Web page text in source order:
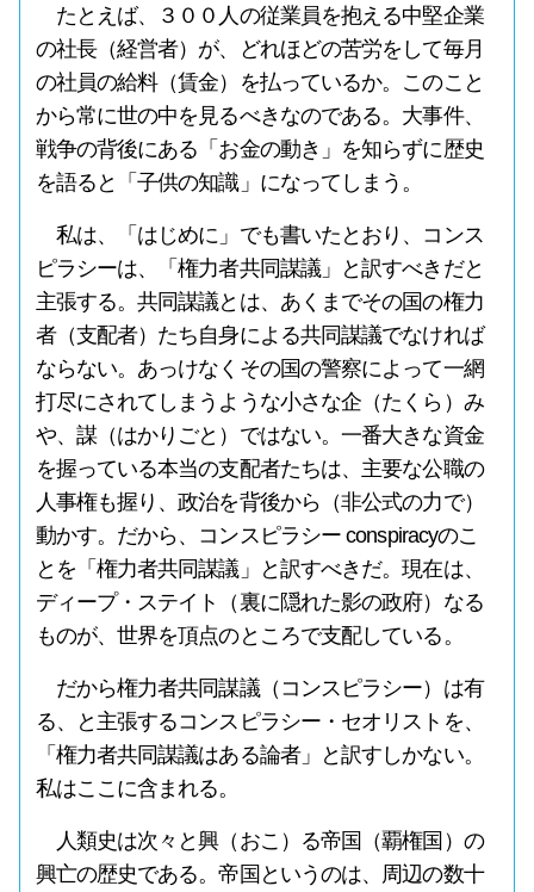
たとえば、３００人の従業員を抱える中堅企業
の社長（経営者）が、どれほどの苦労をして毎月
の社員の給料（賃金）を払っているか。このこと
から常に世の中を見るべきなのである。大事件、
戦争の背後にある「お金の動き」を知らずに歴史
を語ると「子供の知識」になってしまう。
私は、「はじめに」でも書いたとおり、コンス
ピラシーは、「権力者共同謀議」と訳すべきだと
主張する。共同謀議とは、あくまでその国の権力
者（支配者）たち自身による共同謀議でなければ
ならない。あっけなくその国の警察によって一網
打尽にされてしまうような小さな企（たくら）み
や、謀（はかりごと）ではない。一番大きな資金
を握っている本当の支配者たちは、主要な公職の
人事権も握り、政治を背後から（非公式の力で）
動かす。だから、コンスピラシー conspiracyのこ
とを「権力者共同謀議」と訳すべきだ。現在は、
ディープ・ステイト（裏に隠れた影の政府）なる
ものが、世界を頂点のところで支配している。
だから権力者共同謀議（コンスピラシー）は有
る、と主張するコンスピラシー・セオリストを、
「権力者共同謀議はある論者」と訳すしかない。
私はここに含まれる。
人類史は次々と興（おこ）る帝国（覇権国）の
興亡の歴史である。帝国というのは、周辺の数十